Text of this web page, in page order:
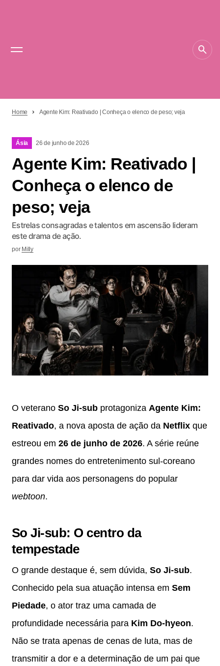
Home Agente Kim: Reativado | Conheça o elenco de peso; veja
Ásia 26 de junho de 2026
Agente Kim: Reativado |
Conheça o elenco de
peso; veja
Estrelas consagradas e talentos em ascensão lideram
este drama de ação.
por Milly
O veterano So Ji-sub protagoniza Agente Kim:
Reativado, a nova aposta de ação da Netflix que
estreou em 26 de junho de 2026. A série reúne
grandes nomes do entretenimento sul-coreano
para dar vida aos personagens do popular
webtoon.
So Ji-sub: O centro da
tempestade
O grande destaque é, sem dúvida, So Ji-sub.
Conhecido pela sua atuação intensa em Sem
Piedade, o ator traz uma camada de
profundidade necessária para Kim Do-hyeon.
Não se trata apenas de cenas de luta, mas de
transmitir a dor e a determinação de um pai que